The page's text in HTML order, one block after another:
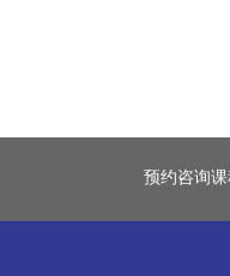
预约咨询